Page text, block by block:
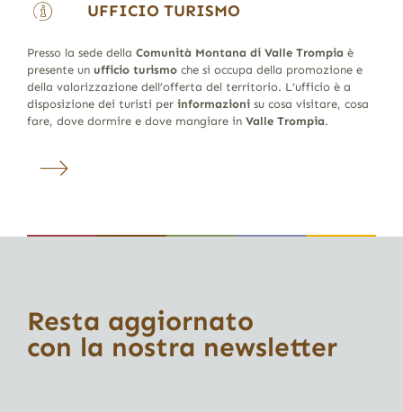
UFFICIO TURISMO
Presso la sede della Comunità Montana di Valle Trompia è
presente un ufficio turismoche si occupa della promozione e
della valorizzazione dell’offerta del territorio. L’ufficio è a
disposizione dei turisti per informazionisu cosa visitare, cosa
fare, dove dormire e dove mangiare in Valle Trompia.
Resta aggiornato
con la nostra newsletter